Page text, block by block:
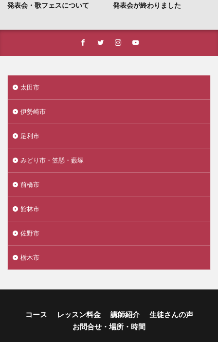
発表会・歌フェスについて 発表会が終わりました
太田市
伊勢崎市
足利市
みどり市・笠懸・藪塚
前橋市
館林市
佐野市
栃木市
コース レッスン料金 講師紹介
生徒さんの声
お問合せ・場所・時間